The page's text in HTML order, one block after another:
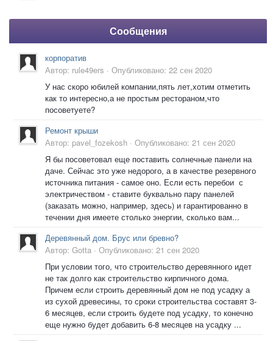
Сообщения
корпоратив
Автор: rule49ers · Опубликовано: 22 сен 2020
У нас скоро юбилей компании,пять лет,хотим отметить
как то интересно,а не простым рестораном,что
посоветуете?
Ремонт крыши
Автор: pavel_fozekosh · Опубликовано: 21 сен 2020
Я бы посоветовал еще поставить солнечные панели на
даче. Сейчас это уже недорого, а в качестве резервного
источника питания - самое оно. Если есть перебои с
электричеством - ставите буквально пару панелей
(заказать можно, например, здесь) и гарантированно в
течении дня имеете столько энергии, сколько вам...
Деревянный дом. Брус или бревно?
Автор: Gotta · Опубликовано: 21 сен 2020
При условии того, что строительство деревянного идет
не так долго как строительство кирпичного дома.
Причем если строить деревянный дом не под усадку а
из сухой древесины, то сроки строительства составят 3-
6 месяцев, если строить будете под усадку, то конечно
еще нужно будет добавить 6-8 месяцев на усадку ...